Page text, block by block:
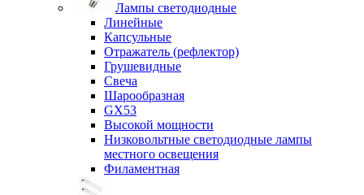
Лампы светодиодные
Линейные
Капсульные
Отражатель (рефлектор)
Грушевидные
Свеча
Шарообразная
GX53
Высокой мощности
Низковольтные светодиодные лампы
местного освещения
Филаментная